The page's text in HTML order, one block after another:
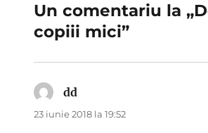
Un comentariu la
copiii mici”
ddspune:
23 iunie 2018 la 19:52